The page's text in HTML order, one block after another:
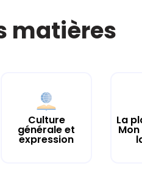
matières
Culture
générale et
expression
La